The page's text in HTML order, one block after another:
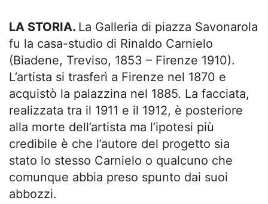
LA STORIA. La Galleria di piazza Savonarola
fu la casa-studio di Rinaldo Carnielo
(Biadene, Treviso, 1853 – Firenze 1910).
L’artista si trasferì a Firenze nel 1870 e
acquistò la palazzina nel 1885. La facciata,
realizzata tra il 1911 e il 1912, è posteriore
alla morte dell’artista ma l’ipotesi più
credibile è che l’autore del progetto sia
stato lo stesso Carnielo o qualcuno che
comunque abbia preso spunto dai suoi
abbozzi.